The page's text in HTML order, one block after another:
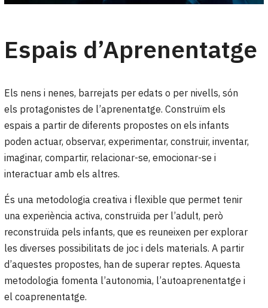
Espais d’Aprenentatge
Els nens i nenes, barrejats per edats o per nivells, són
els protagonistes de l’aprenentatge. Construïm els
espais a partir de diferents propostes on els infants
poden actuar, observar, experimentar, construir, inventar,
imaginar, compartir, relacionar-se, emocionar-se i
interactuar amb els altres.
És una metodologia creativa i flexible que permet tenir
una experiència activa, construïda per l’adult, però
reconstruïda pels infants, que es reuneixen per explorar
les diverses possibilitats de joc i dels materials. A partir
d’aquestes propostes, han de superar reptes. Aquesta
metodologia fomenta l’autonomia, l’autoaprenentatge i
el coaprenentatge.